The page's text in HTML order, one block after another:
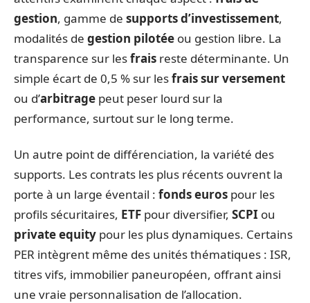
gestion, gamme de supports d’investissement,
modalités de gestion pilotée ou gestion libre. La
transparence sur lesfrais reste déterminante. Un
simple écart de 0,5 % sur lesfrais sur versement
ou d’arbitrage peut peser lourd sur la
performance, surtout sur le long terme.
Un autre point de différenciation, la variété des
supports. Les contrats les plus récents ouvrent la
porte à un large éventail : fonds euros pour les
profils sécuritaires, ETF pour diversifier, SCPI ou
private equity pour les plus dynamiques. Certains
PER intègrent même des unités thématiques : ISR,
titres vifs, immobilier paneuropéen, offrant ainsi
une vraie personnalisation de l’allocation.